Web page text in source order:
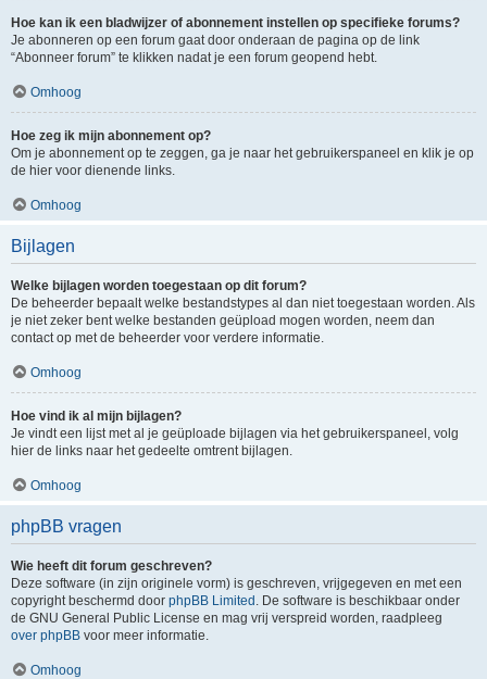
Hoe kan ik een bladwijzer of abonnement instellen op specifieke forums?
Je abonneren op een forum gaat door onderaan de pagina op de link
“Abonneer forum” te klikken nadat je een forum geopend hebt.
Omhoog
Hoe zeg ik mijn abonnement op?
Om je abonnement op te zeggen, ga je naar het gebruikerspaneel en klik je op
de hier voor dienende links.
Omhoog
Bijlagen
Welke bijlagen worden toegestaan op dit forum?
De beheerder bepaalt welke bestandstypes al dan niet toegestaan worden. Als
je niet zeker bent welke bestanden geüpload mogen worden, neem dan
contact op met de beheerder voor verdere informatie.
Omhoog
Hoe vind ik al mijn bijlagen?
Je vindt een lijst met al je geüploade bijlagen via het gebruikerspaneel, volg
hier de links naar het gedeelte omtrent bijlagen.
Omhoog
phpBB vragen
Wie heeft dit forum geschreven?
Deze software (in zijn originele vorm) is geschreven, vrijgegeven en met een
copyright beschermd door phpBB Limited . De software is beschikbaar onder
de GNU General Public License en mag vrij verspreid worden, raadpleeg
over phpBB voor meer informatie.
Omhoog